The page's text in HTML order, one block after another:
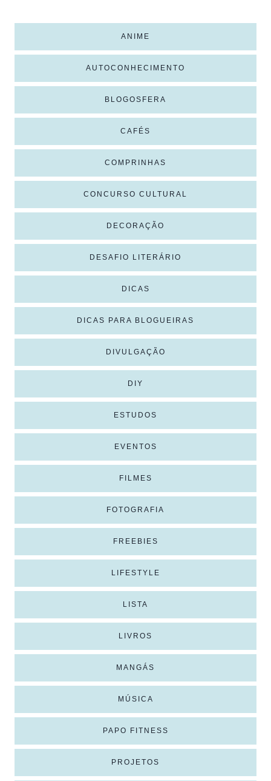
ANIME
AUTOCONHECIMENTO
BLOGOSFERA
CAFÉS
COMPRINHAS
CONCURSO CULTURAL
DECORAÇÃO
DESAFIO LITERÁRIO
DICAS
DICAS PARA BLOGUEIRAS
DIVULGAÇÃO
DIY
ESTUDOS
EVENTOS
FILMES
FOTOGRAFIA
FREEBIES
LIFESTYLE
LISTA
LIVROS
MANGÁS
MÚSICA
PAPO FITNESS
PROJETOS